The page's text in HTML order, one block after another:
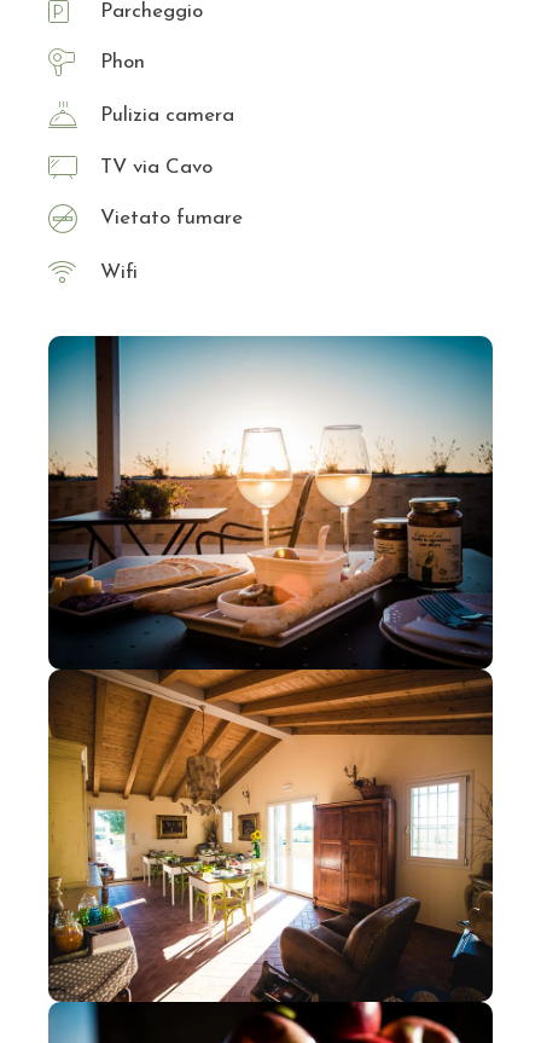
Parcheggio
Phon
Pulizia camera
TV via Cavo
Vietato fumare
Wifi